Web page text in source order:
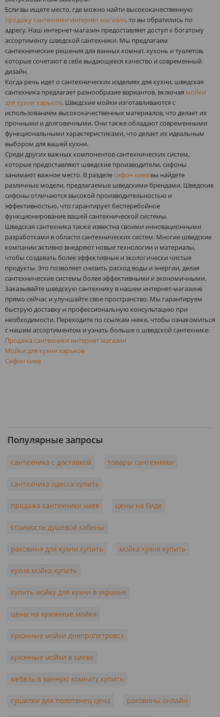
Если вы ищете место, где можно найти высококачественную
продажу сантехники интернет магазин, то вы обратились по
адресу. Наш интернет-магазин предоставляет доступ к богатому
ассортименту шведской сантехники. Мы предлагаем
сантехнические решения для ванных комнат, кухонь и туалетов,
которые сочетают в себе выдающееся качество и современный
дизайн.
Когда речь идет о сантехнических изделиях для кухни, шведская
сантехника предлагает разнообразие вариантов, включая мойки
для кухни харьков. Шведские мойки изготавливаются с
использованием высококачественных материалов, что делает их
прочными и долговечными. Они также обладают современными
функциональными характеристиками, что делает их идеальным
выбором для вашей кухни.
Среди других важных компонентов сантехнических систем,
которые предоставляют шведские производители, сифоны
занимают важное место. В разделесифон киев вы найдете
различные модели, предлагаемые шведскими брендами. Шведские
сифоны отличаются высокой производительностью и
эффективностью, что гарантирует бесперебойное
функционирование вашей сантехнической системы.
Шведская сантехника также известна своими инновационными
разработками в области сантехнических систем. Многие шведские
компании активно внедряют новые технологии и материалы,
чтобы создавать более эффективные и экологически чистые
продукты. Это позволяет снизить расход воды и энергии, делая
сантехнические системы более эффективными и экономичными.
Заказывайте шведскую сантехнику в нашем интернет-магазине
прямо сейчас и улучшайте свое пространство. Мы гарантируем
быструю доставку и профессиональную консультацию при
необходимости. Переходите по ссылкам ниже, чтобы ознакомиться
с нашим ассортиментом и узнать больше о шведской сантехнике:
Продажа сантехники интернет магазин
Мойки для кухни харьков
Сифон киев
Популярные запросы
сантехника с доставкой товары сантехники
сантехника одесса купить
продажа сантехники киев цены на биде
стоимость душевой кабины
раковина для кухни купить мойка кухня купить
кухня мойка купить
купить мойку для кухни в украине
цены на кухонные мойки
кухонные мойки днепропетровск
кухонные мойки в киеве
мебель в ванную комнату купить
сушилки для полотенец цена раковины онлайн